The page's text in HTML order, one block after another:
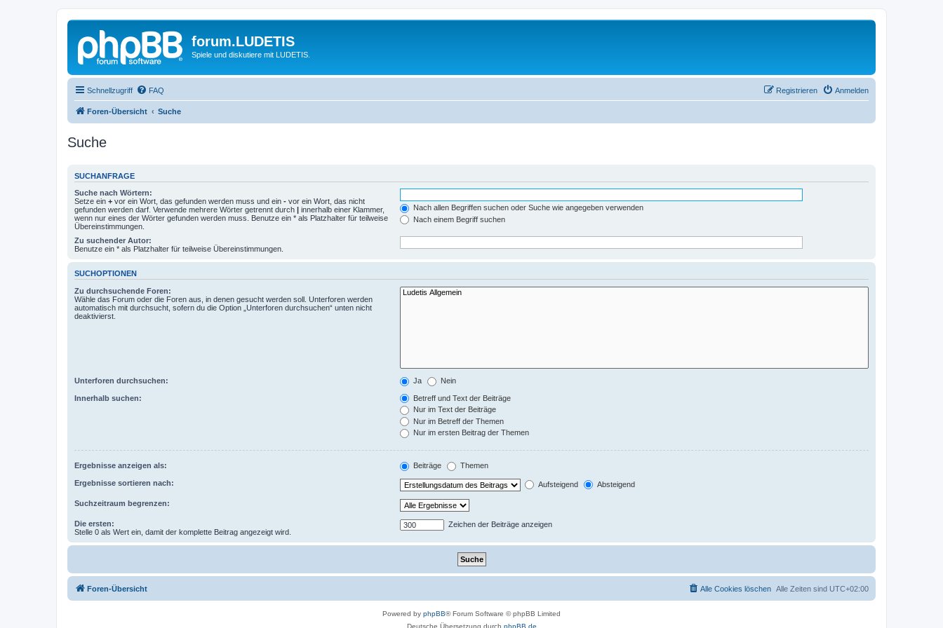
forum.LUDETIS
Spiele und diskutiere mit LUDETIS.
Schnellzugriff FAQ Anmelden
Registrieren
Foren-Übersicht Suche
Suche
SUCHANFRAGE
Suche nach Wörtern:
Setze ein + vor ein Wort, das gefunden werden muss und ein - vor ein Wort, das nicht
gefunden werden darf. Verwende mehrere Wörter getrennt durch | innerhalb einer Klammer,
wenn nur eines der Wörter gefunden werden muss. Benutze ein * als Platzhalter für teilweise
Übereinstimmungen.
Nach allen Begriffen suchen oder Suche wie angegeben verwenden
Nach einem Begriff suchen
Zu suchender Autor:
Benutze ein * als Platzhalter für teilweise Übereinstimmungen.
SUCHOPTIONEN
Zu durchsuchende Foren:
Wähle das Forum oder die Foren aus, in denen gesucht werden soll. Unterforen werden
automatisch mit durchsucht, sofern du die Option „Unterforen durchsuchen“ unten nicht
deaktivierst.
Unterforen durchsuchen: Ja Nein
Innerhalb suchen:
Betreff und Text der Beiträge
Nur im Text der Beiträge
Nur im Betreff der Themen
Nur im ersten Beitrag der Themen
Ergebnisse anzeigen als: Beiträge Themen
Ergebnisse sortieren nach: Aufsteigend Absteigend
Suchzeitraum begrenzen:
Die ersten:
Stelle 0 als Wert ein, damit der komplette Beitrag angezeigt wird.
Zeichen der Beiträge anzeigen
Foren-Übersicht Alle Zeiten sind UTC+02:00
Alle Cookies löschen
Powered by phpBB® Forum Software © phpBB Limited
Deutsche Übersetzung durch phpBB.de